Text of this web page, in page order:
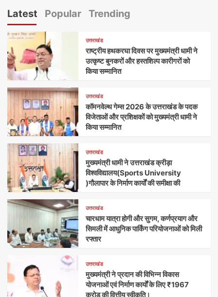
Latest Popular Trending
उत्तराखंड
राष्ट्रीय हथकरघा दिवस पर मुख्यमंत्री धामी ने
उत्कृष्ट बुनकरों और हस्तशिल्प कारीगरों को
किया सम्मानित
उत्तराखंड
कॉमनवेल्थ गेम्स 2026 के उत्तराखंड के पदक
विजेताओं और प्रशिक्षकों को मुख्यमंत्री धामी ने
किया सम्मानित
उत्तराखंड
मुख्यमंत्री धामी ने उत्तराखंड क्रीड़ा
विश्वविद्यालय(Sports University
)गौलापार के निर्माण कार्यों की समीक्षा की
उत्तराखंड
चारधाम यात्रा होगी और सुगम, कर्णप्रयाग और
सिमली में आधुनिक पार्किंग परियोजनाओं को मिली
रफ्तार
उत्तराखंड
मुख्यमंत्री ने प्रदान की विभिन्न विकास
योजनाओं एवं निर्माण कार्यों के लिए ₹1967
करोड़ की वित्तीय स्वीकृति।